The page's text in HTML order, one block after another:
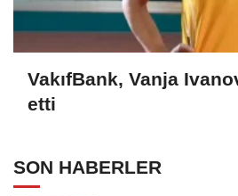
VakıfBank, Vanja
etti
SON HABERLER